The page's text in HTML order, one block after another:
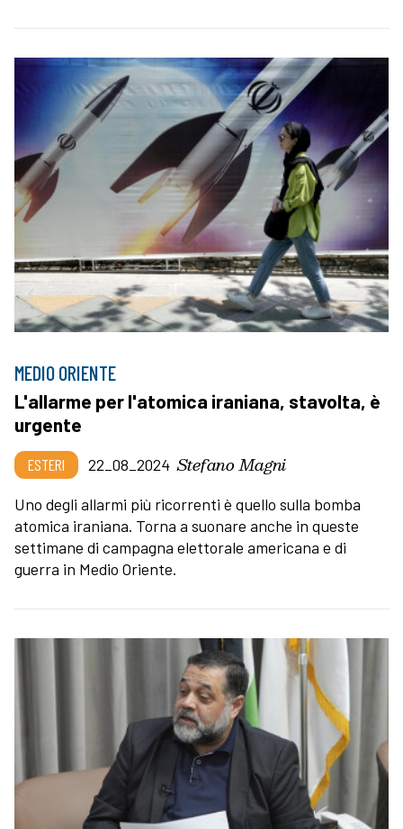
MEDIO ORIENTE
L'allarme per l'atomica iraniana, stavolta, è
urgente
ESTERI 22_08_2024 Stefano Magni
Uno degli allarmi più ricorrenti è quello sulla bomba
atomica iraniana. Torna a suonare anche in queste
settimane di campagna elettorale americana e di
guerra in Medio Oriente.